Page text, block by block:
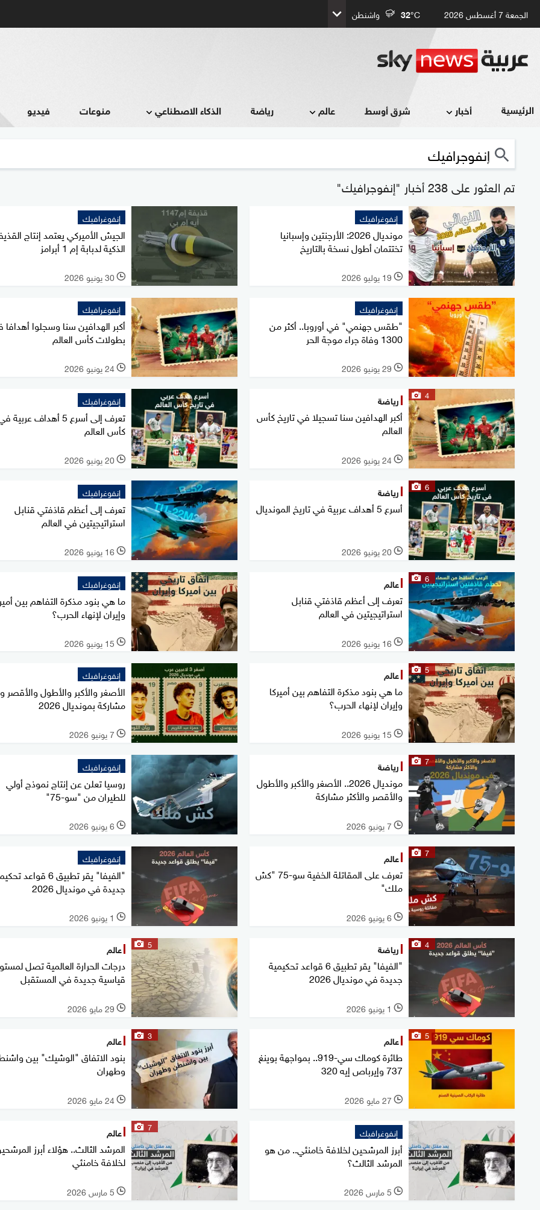
الجمعة 7 أغسطس 2026 32°C واشنطن
الرئيسية أخبار شرق أوسط عالم رياضة الذكاء الاصطناعي منوعات فيديو
تم العثور على 238 أخبار "إنفوجرافيك"
إنفوغرافيك
مونديال 2026: الأرجنتين وإسبانيا
تختتمان أطول نسخة بالتاريخ
l 19 يوليو 2026
إنفوغرافيك
الجيش الأميركي يعتمد إنتاج
الذكية لدبابة إم 1 أبرامز
l 30 يونيو 2026
إنفوغرافيك
"طقس جهنمي" في أوروبا.. أكثر من
1300 وفاة جراء موجة الحر
l 29 يونيو 2026
إنفوغرافيك
أكبر الهدافين سنا وسجلوا
بطولات كأس العالم
l 24 يونيو 2026
4 رياضة
أكبر الهدافين سنا تسجيلا في تاريخ كأس
العالم
l 24 يونيو 2026
إنفوغرافيك
تعرف إلى أسرع 5 أهداف
كأس العالم
l 20 يونيو 2026
6 رياضة
أسرع 5 أهداف عربية في تاريخ المونديال
l 20 يونيو 2026
إنفوغرافيك
تعرف إلى أعظم قاذفتي قنابل
استراتيجيتين في العالم
l 16 يونيو 2026
6 عالم
تعرف إلى أعظم قاذفتي قنابل
استراتيجيتين في العالم
l 16 يونيو 2026
إنفوغرافيك
ما هي بنود مذكرة التفاهم بين
وإيران لإنهاء الحرب؟
l 15 يونيو 2026
5 عالم
ما هي بنود مذكرة التفاهم بين أميركا
وإيران لإنهاء الحرب؟
l 15 يونيو 2026
إنفوغرافيك
الأصغر والأكبر والأطول والأقصر
مشاركة بمونديال 2026
l 7 يونيو 2026
7 رياضة
مونديال 2026.. الأصغر والأكبر والأطول
والأقصر والأكثر مشاركة
l 7 يونيو 2026
إنفوغرافيك
روسيا تعلن عن إنتاج نموذج أولي
للطيران من "سو-75"
l 6 يونيو 2026
7 عالم
تعرف على المقاتلة الخفية سو-75 "كش
ملك"
l 6 يونيو 2026
إنفوغرافيك
"الفيفا" يقر تطبيق 6 قواعد
جديدة في مونديال 2026
l 1 يونيو 2026
4 رياضة
"الفيفا" يقر تطبيق 6 قواعد تحكيمية
جديدة في مونديال 2026
l 1 يونيو 2026
5 عالم
درجات الحرارة العالمية تصل
قياسية جديدة في المستقبل
l 29 مايو 2026
5 عالم
طائرة كوماك سي-919.. بمواجهة بوينغ
737 وإيرباص إيه 320
l 27 مايو 2026
3 عالم
بنود الاتفاق "الوشيك" بين
وطهران
l 24 مايو 2026
إنفوغرافيك
أبرز المرشحين لخلافة خامنئي.. من هو
المرشد الثالث؟
l 5 مارس 2026
7 عالم
المرشد الثالث.. هؤلاء أبرز
لخلافة خامنئي
l 5 مارس 2026